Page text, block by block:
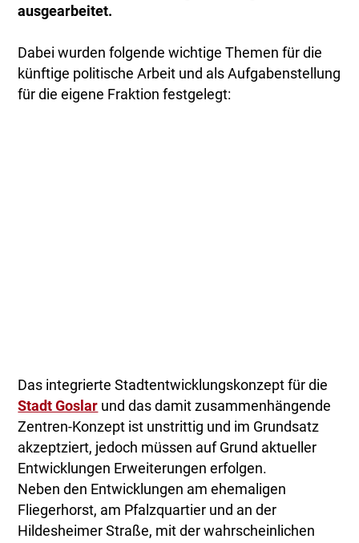
ausgearbeitet.
Dabei wurden folgende wichtige Themen für die
künftige politische Arbeit und als Aufgabenstellung
für die eigene Fraktion festgelegt:
Das integrierte Stadtentwicklungskonzept für die
Stadt Goslar und das damit zusammenhängende
Zentren-Konzept ist unstrittig und im Grundsatz
akzeptziert, jedoch müssen auf Grund aktueller
Entwicklungen Erweiterungen erfolgen.
Neben den Entwicklungen am ehemaligen
Fliegerhorst, am Pfalzquartier und an der
Hildesheimer Straße, mit der wahrscheinlichen